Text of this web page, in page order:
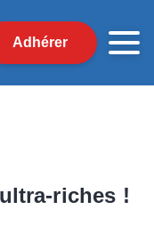
Adhérer
riches !